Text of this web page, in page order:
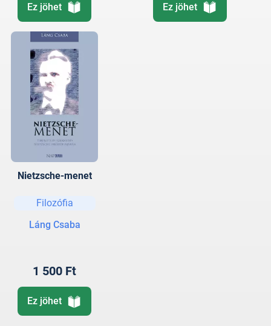
Ez jöhet Ez jöhet
Nietzsche-menet
Filozófia
Láng Csaba
1 500 Ft
Ez jöhet